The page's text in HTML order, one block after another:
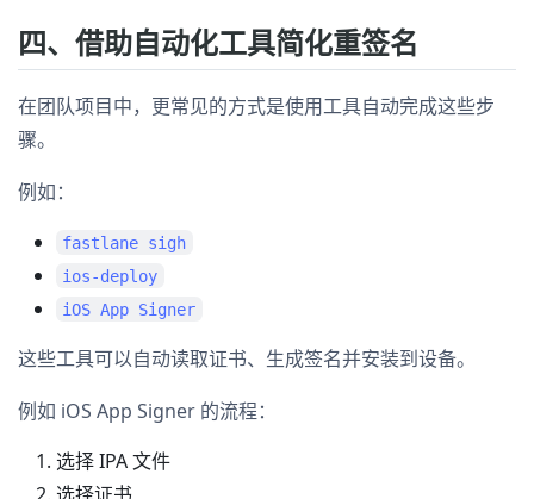
四、借助自动化工具简化重签名
在团队项目中，更常见的方式是使用工具自动完成这些步
骤。
例如：
fastlane sigh
ios-deploy
iOS App Signer
这些工具可以自动读取证书、生成签名并安装到设备。
例如 iOS App Signer 的流程：
选择 IPA 文件